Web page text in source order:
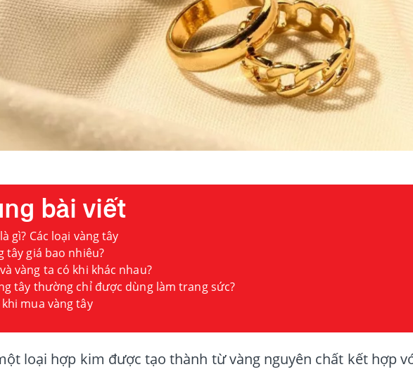
bài viết
gì? Các loại vàng tây
tây giá bao nhiêu?
vàng ta có khi khác nhau?
tây thường chỉ được dùng làm trang sức?
khi mua vàng tây
loại hợp kim được tạo thành từ vàng nguyên chất kết hợp